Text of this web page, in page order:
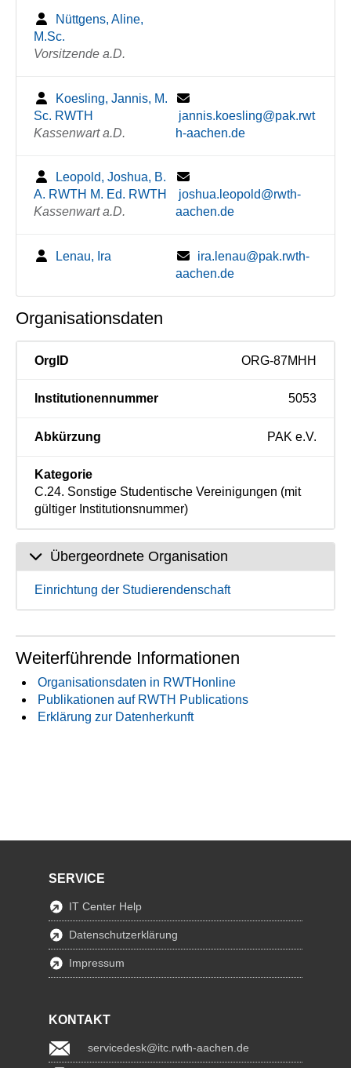
Nüttgens, Aline,
M.Sc.
Vorsitzende a.D.
Koesling, Jannis, M.
Sc. RWTH
Kassenwart a.D.
jannis.koesling@pak.rwt
h-aachen.de
Leopold, Joshua, B.
A. RWTH M. Ed. RWTH
Kassenwart a.D.
joshua.leopold@rwth-
aachen.de
Lenau, Ira
ira.lenau@pak.rwth-
aachen.de
Organisationsdaten
OrgID ORG-87MHH
Institutionennummer 5053
Abkürzung PAK e.V.
Kategorie
C.24. Sonstige Studentische Vereinigungen (mit
gültiger Institutionsnummer)
Übergeordnete Organisation
Einrichtung der Studierendenschaft
Weiterführende Informationen
Organisationsdaten in RWTHonline
Publikationen auf RWTH Publications
Erklärung zur Datenherkunft
SERVICE
IT Center Help
Datenschutzerklärung
Impressum
KONTAKT
servicedesk@itc.rwth-aachen.de